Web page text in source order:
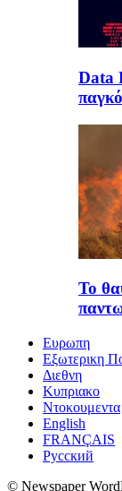
Data
Το
Ευρωπη
Εξωτερικη
Διεθνη
Κυπριακο
Ντοκουμεντα
English
FRANÇAIS
Русский
© Newspaper